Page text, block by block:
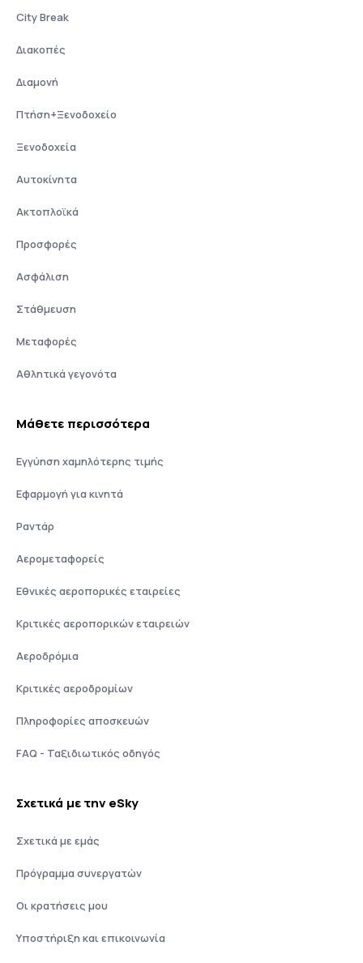
City Break
Διακοπές
Διαμονή
Πτήση+Ξενοδοχείο
Ξενοδοχεία
Αυτοκίνητα
Ακτοπλοϊκά
Προσφορές
Ασφάλιση
Στάθμευση
Μεταφορές
Αθλητικά γεγονότα
Μάθετε περισσότερα
Εγγύηση χαμηλότερης τιμής
Εφαρμογή για κινητά
Ραντάρ
Αερομεταφορείς
Εθνικές αεροπορικές εταιρείες
Κριτικές αεροπορικών εταιρειών
Αεροδρόμια
Κριτικές αεροδρομίων
Πληροφορίες αποσκευών
FAQ - Ταξιδιωτικός οδηγός
Σχετικά με την eSky
Σχετικά με εμάς
Πρόγραμμα συνεργατών
Οι κρατήσεις μου
Υποστήριξη και επικοινωνία